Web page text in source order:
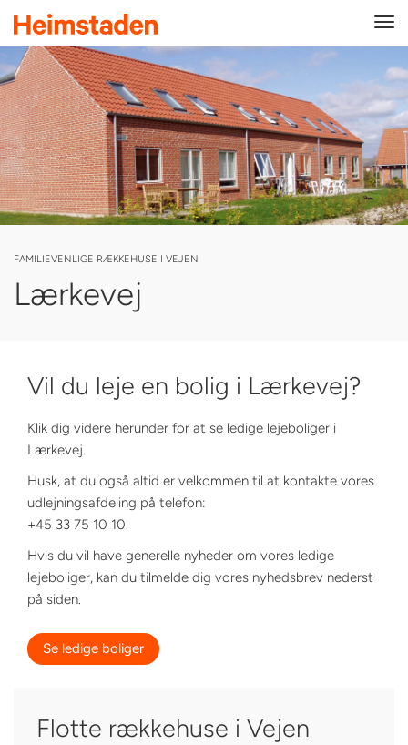
FAMILIEVENLIGE RÆKKEHUSE I VEJEN
Lærkevej
Vil du leje en bolig i Lærkevej?
Klik dig videre herunder for at se ledige lejeboliger i
Lærkevej.
Husk, at du også altid er velkommen til at kontakte vores
udlejningsafdeling på telefon:
+45 33 75 10 10.
Hvis du vil have generelle nyheder om vores ledige
lejeboliger, kan du tilmelde dig vores nyhedsbrev nederst
på siden.
Se ledige boliger
Flotte rækkehuse i Vejen